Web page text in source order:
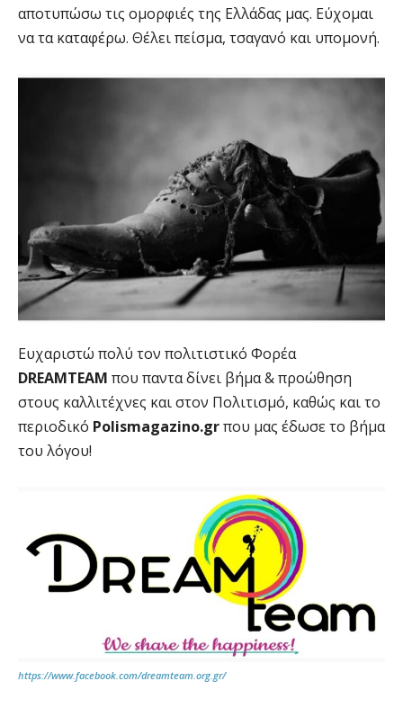
αποτυπώσω τις ομορφιές της Ελλάδας μας. Εύχομαι
να τα καταφέρω. Θέλει πείσμα, τσαγανό και υπομονή.
Ευχαριστώ πολύ τον πολιτιστικό Φορέα
DREAMTEAM που παντα δίνει βήμα & προώθηση
στους καλλιτέχνες και στον Πολιτισμό, καθώς και το
περιοδικό Polismagazino.grπου μας έδωσε το βήμα
του λόγου!
https://www.facebook.com/dreamteam.org.gr/